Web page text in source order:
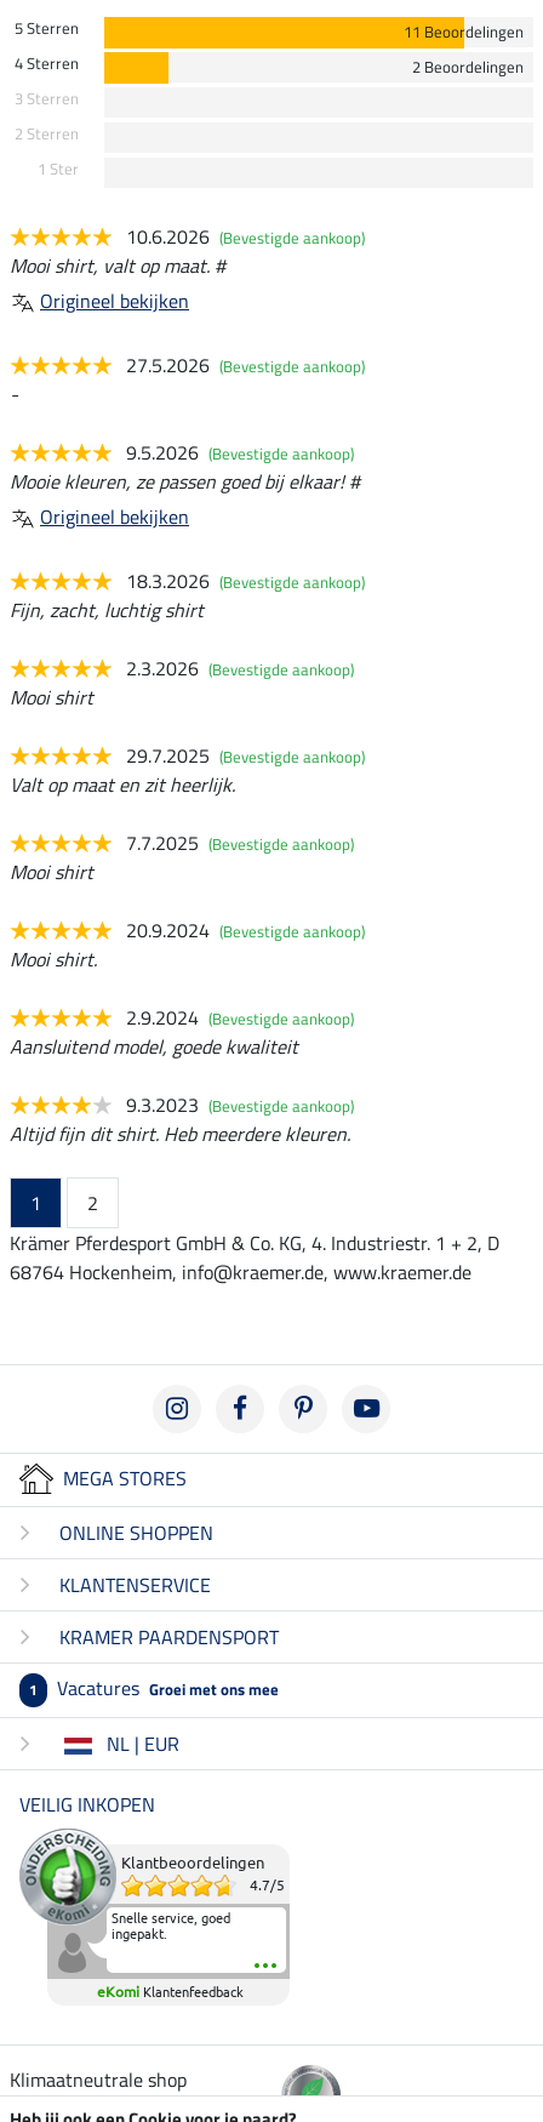
5 Sterren
11 Beoordelingen
4 Sterren
2 Beoordelingen
3 Sterren
2 Sterren
1 Ster
10.6.2026 (Bevestigde aankoop)
Mooi shirt, valt op maat. #
Origineel bekijken
27.5.2026 (Bevestigde aankoop)
-
9.5.2026 (Bevestigde aankoop)
Mooie kleuren, ze passen goed bij elkaar! #
Origineel bekijken
18.3.2026 (Bevestigde aankoop)
Fijn, zacht, luchtig shirt
2.3.2026 (Bevestigde aankoop)
Mooi shirt
29.7.2025 (Bevestigde aankoop)
Valt op maat en zit heerlijk.
7.7.2025 (Bevestigde aankoop)
Mooi shirt
20.9.2024 (Bevestigde aankoop)
Mooi shirt.
2.9.2024 (Bevestigde aankoop)
Aansluitend model, goede kwaliteit
9.3.2023 (Bevestigde aankoop)
Altijd fijn dit shirt. Heb meerdere kleuren.
1
2
Krämer Pferdesport GmbH & Co. KG, 4. Industriestr. 1 + 2, D
68764 Hockenheim, info@kraemer.de, www.kraemer.de
MEGA STORES
ONLINE SHOPPEN
KLANTENSERVICE
KRAMER PAARDENSPORT
1 Vacatures Groei met ons mee
NL | EUR
VEILIG INKOPEN
Klantbeoordelingen
4.7/5
Snelle service, goed
ingepakt.
eKomi Klantenfeedback
Klimaatneutrale shop